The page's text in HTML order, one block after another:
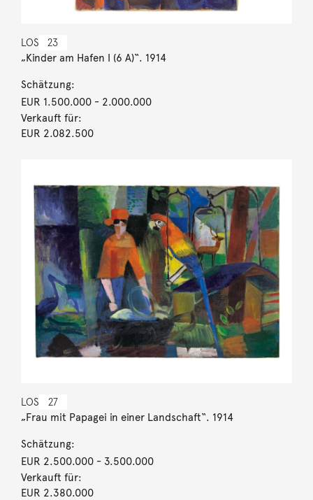
LOS 23
„Kinder am Hafen I (6 A)“. 1914
Schätzung:
EUR 1.500.000- 2.000.000
Verkauft für:
EUR 2.082.500
LOS 27
„Frau mit Papagei in einer Landschaft“. 1914
Schätzung:
EUR 2.500.000- 3.500.000
Verkauft für:
EUR 2.380.000